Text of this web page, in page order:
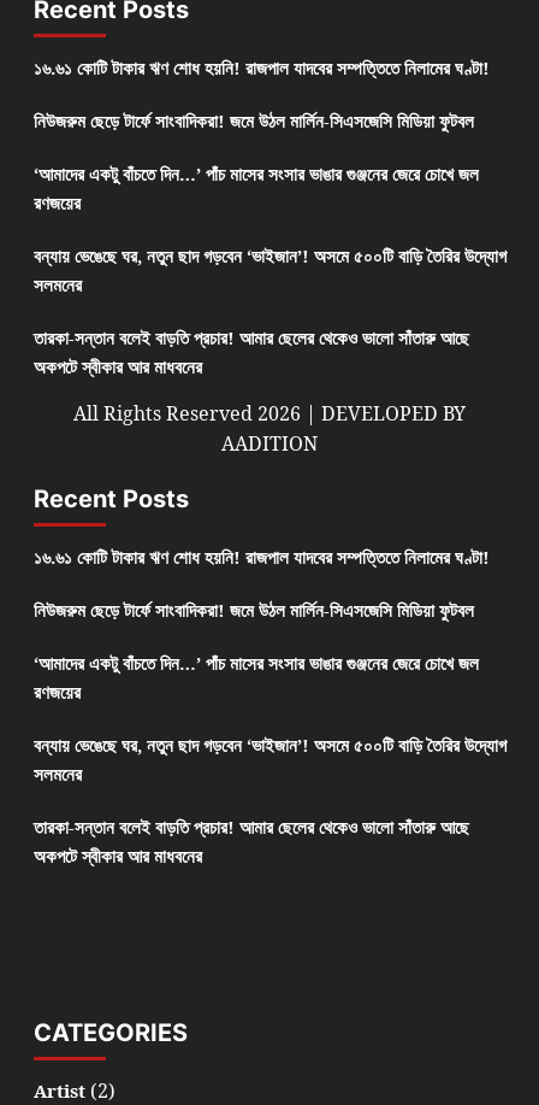
Recent Posts
১৬.৬১ কোটি টাকার ঋণ শোধ হয়নি! রাজপাল যাদবের সম্পত্তিতে নিলামের ঘণ্টা!
নিউজরুম ছেড়ে টার্ফে সাংবাদিকরা! জমে উঠল মার্লিন-সিএসজেসি মিডিয়া ফুটবল
‘আমাদের একটু বাঁচতে দিন…’ পাঁচ মাসের সংসার ভাঙার গুঞ্জনের জেরে চোখে জল
রণজয়ের
বন্যায় ভেঙেছে ঘর, নতুন ছাদ গড়বেন ‘ভাইজান’! অসমে ৫০০টি বাড়ি তৈরির উদ্যোগ
সলমনের
তারকা-সন্তান বলেই বাড়তি প্রচার! আমার ছেলের থেকেও ভালো সাঁতারু আছে
অকপটে স্বীকার আর মাধবনের
All Rights Reserved 2026 | DEVELOPED BY
AADITION
Recent Posts
১৬.৬১ কোটি টাকার ঋণ শোধ হয়নি! রাজপাল যাদবের সম্পত্তিতে নিলামের ঘণ্টা!
নিউজরুম ছেড়ে টার্ফে সাংবাদিকরা! জমে উঠল মার্লিন-সিএসজেসি মিডিয়া ফুটবল
‘আমাদের একটু বাঁচতে দিন…’ পাঁচ মাসের সংসার ভাঙার গুঞ্জনের জেরে চোখে জল
রণজয়ের
বন্যায় ভেঙেছে ঘর, নতুন ছাদ গড়বেন ‘ভাইজান’! অসমে ৫০০টি বাড়ি তৈরির উদ্যোগ
সলমনের
তারকা-সন্তান বলেই বাড়তি প্রচার! আমার ছেলের থেকেও ভালো সাঁতারু আছে
অকপটে স্বীকার আর মাধবনের
CATEGORIES
Artist(2)